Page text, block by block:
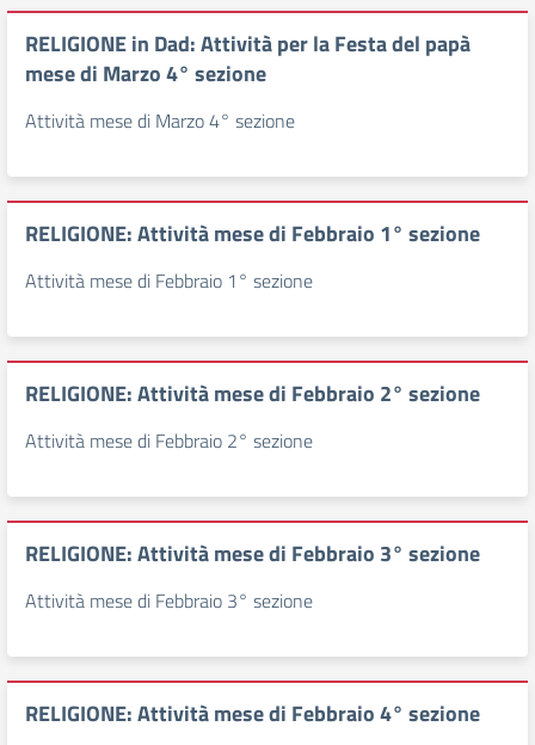
RELIGIONE in Dad: Attività per la Festa del papà
mese di Marzo 4° sezione
Attività mese di Marzo 4° sezione
RELIGIONE: Attività mese di Febbraio 1° sezione
Attività mese di Febbraio 1° sezione
RELIGIONE: Attività mese di Febbraio 2° sezione
Attività mese di Febbraio 2° sezione
RELIGIONE: Attività mese di Febbraio 3° sezione
Attività mese di Febbraio 3° sezione
RELIGIONE: Attività mese di Febbraio 4° sezione